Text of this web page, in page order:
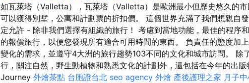
如瓦萊塔（Valletta），瓦萊塔（Valletta）是歐洲最小但歷史悠久的
可以獲得別墅，公寓和計劃票的折扣價。 這個世界充滿了我們想親自
定允許 - 除非我們選擇有組織的旅行！ 考慮到當地功能，最佳的程序
的報價旅行，以便您發現所有適合可用時間的東西。 負責任的態度加
變化的需求，並遵守4大洲的旅行趨勢103不同的文化和城市訪問。 除
行，關注自然，野生動植物和熟悉文化的計劃外，還包括在今年的出
Journey 外燴茶點 台胞證台北 seo agency 外燴 產後護理之家 月子